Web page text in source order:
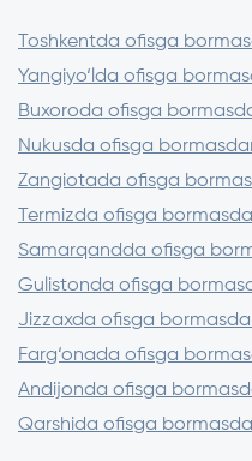
foydalaning
Sayt manzilini
SMS orqali
aytmang
Toshkentda ofisga
Yangiyo‘lda ofisga
Buxoroda ofisga
Nukusda ofisga
Zangiotada ofisga
Termizda ofisga
Samarqandda ofisga
Gulistonda ofisga
Jizzaxda ofisga
Farg‘onada ofisga
Andijonda ofisga
Qarshida ofisga